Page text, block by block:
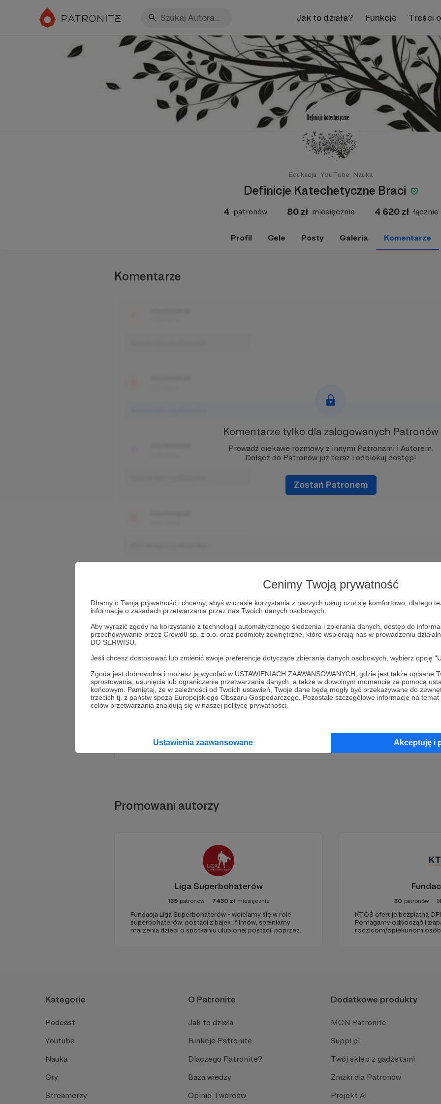
Cenimy Twoją prywatność
Dbamy o Twoją prywatność i chcemy, abyś w czasie korzystania z naszych usług czuł się komfortowo, dlatego
informacje o zasadach przetwarzania przez nas Twoich danych osobowych.
Aby wyrazić zgody na korzystanie z technologii automatycznego śledzenia i zbierania danych, dostęp do
przechowywanie przez Crowd8 sp. z o.o. oraz podmioty zewnętrzne, które wspierają nas w prowadzeniu
DO SERWISU.
Jeśli chcesz dostosować lub zmienić swoje preferencje dotyczące zbierania danych osobowych, wybierz opcję
Zgoda jest dobrowolna i możesz ją wycofać w USTAWIENIACH ZAAWANSOWANYCH, gdzie jest także opisane
sprostowania, usunięcia lub ograniczenia przetwarzania danych, a także w dowolnym momencie za pomocą
końcowym. Pamiętaj, że w zależności od Twoich ustawień, Twoje dane będą mogły być przekazywane do
trzecich tj. z państw spoza Europejskiego Obszaru Gospodarczego. Pozostałe szczegółowe informacje na
celów przetwarzania znajdują się w naszej polityce prywatności.
Ustawienia zaawansowane Akceptuję i
Jak to działa? Funkcje Treści
Edukacja YouTube Nauka
Definicje Katechetyczne Braci
4 patronów 80 zł miesięcznie 4 620 zł łącznie
Profil Cele Posty Galeria Komentarze
Komentarze
Komentarze tylko dla zalogowanych Patronów
Prowadź ciekawe rozmowy z innymi Patronami i Autorem.
Dołącz do Patronów już teraz i odblokuj dostęp!
Zostań Patronem
Dołącz do grona Patronów!
Wesprzyj działalność Autora
Zostań Patronem
Promowani autorzy
Liga Superbohaterów
139 patronów 7430 zł miesięcznie
Fundacja Liga Superbohaterów - wcielamy się w role
superbohaterów, postaci z bajek i filmów, spełniamy
marzenia dzieci o spotkaniu ulubionej postaci, poprzez
30 patronów
KTOŚ oferuje bezpłatną
Pomagamy odpocząć i
rodzicom/opiekunom
Kategorie
Podcast
Youtube
Nauka
Gry
Streamerzy
O Patronite
Jak to działa
Funkcje Patronite
Dlaczego Patronite?
Baza wiedzy
Opinie Twórców
Dodatkowe produkty
MCN Patronite
Suppi.pl
Twój sklep z gadżetami
Zniżki dla Patronów
Projekt AI